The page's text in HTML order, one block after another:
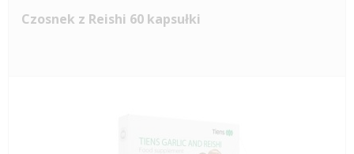
Czosnek z Reishi 60 kapsułki